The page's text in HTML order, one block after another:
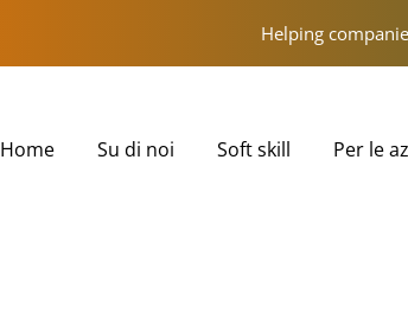
Helping
Home Su di noi Soft skill Per le